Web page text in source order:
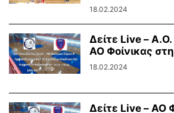
18.02.2024
Δείτε Live –
ΑΟ Φοίνικας
18.02.2024
Δείτε Live – ΑΟ